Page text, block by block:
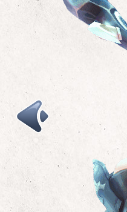
具有堅定信仰的聖職
或強化友軍，亦能借
靈活運用劍與盾，於
盾牌防禦的同時觀察
操控火焰、冰霜、雷
於利用各種元素法術